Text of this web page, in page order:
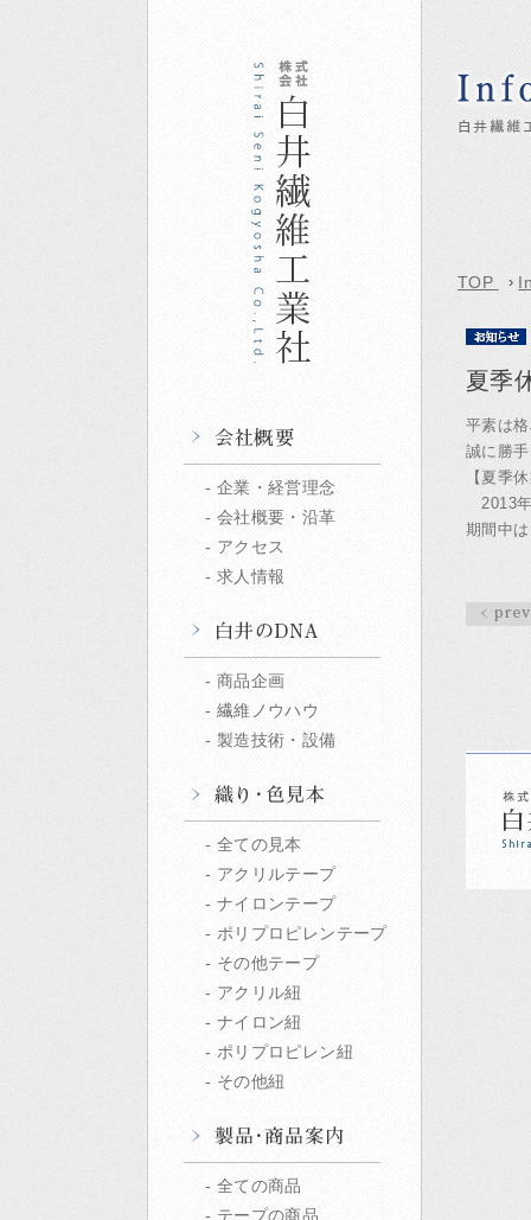
企業・経営理念
会社概要・沿革
アクセス
求人情報
商品企画
繊維ノウハウ
製造技術・設備
全ての見本
アクリルテープ
ナイロンテープ
ポリプロピレンテープ
その他テープ
アクリル紐
ナイロン紐
ポリプロピレン紐
その他紐
全ての商品
テープの商品
TOP ›
夏季
平素は
誠に勝
【夏季
2013年
期間中